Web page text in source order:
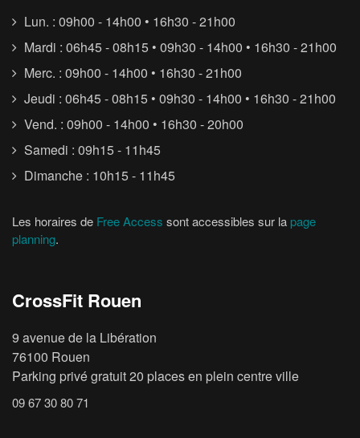
Lun. : 09h00 - 14h00 • 16h30 - 21h00
Mardi : 06h45 - 08h15 • 09h30 - 14h00 • 16h30 - 21h00
Merc. : 09h00 - 14h00 • 16h30 - 21h00
Jeudi : 06h45 - 08h15 • 09h30 - 14h00 • 16h30 - 21h00
Vend. : 09h00 - 14h00 • 16h30 - 20h00
Samedi : 09h15 - 11h45
Dimanche : 10h15 - 11h45
Les horaires de Free Access sont accessibles sur la page
planning.
CrossFit Rouen
9 avenue de la Libération
76100 Rouen
Parking privé gratuit 20 places en plein centre ville
09 67 30 80 71